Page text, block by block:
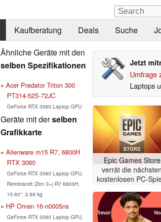
Kaufberatung Deals Suche
Ähnliche Geräte mit den
selben Spezifikationen
Acer Predator Triton 300
PT314-52S-72JC
GeForce RTX 3060 Laptop GPU
Geräte mit derselben
Grafikkarte
Alienware m15 R7, 6800H
RTX 3060
GeForce RTX 3060 Laptop GPU,
Rembrandt (Zen 3+) R7 6800H,
15.60", 2.69 kg
HP Omen 16-n0005ns
GeForce RTX 3060 Laptop GPU,
Jetzt
Umfrage
Laptops
Epic Games Store
verrät die nächsten
kostenlosen PC-